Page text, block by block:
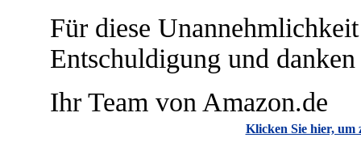
Für diese
Entschuldigung und
Ihr Team von Amazon.de
Klicken Sie hier, um